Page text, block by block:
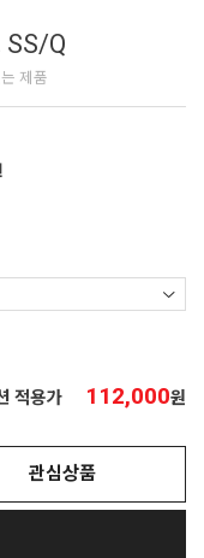
SS/Q
제품
적용가 112,000원
관심상품